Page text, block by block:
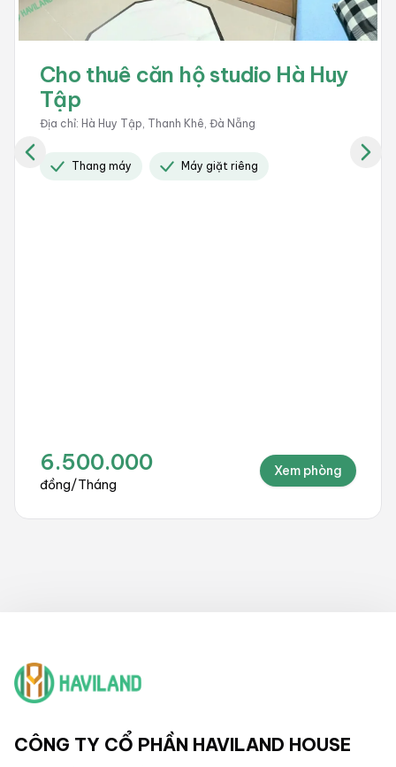
Cho thuê căn hộ studio Nghiêm
Xuân Yêm
10.000.000
đồng/Tháng
Xem phòng
CÔNG TY CỔ PHẦN HAVILAND HOUSE